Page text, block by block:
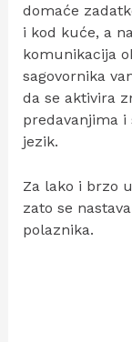
domaće
i kod kuće, a
komunikacija
sagovornika
da se aktivira
predavanjima
jezik.
Za lako i brzo
zato se
polaznika.